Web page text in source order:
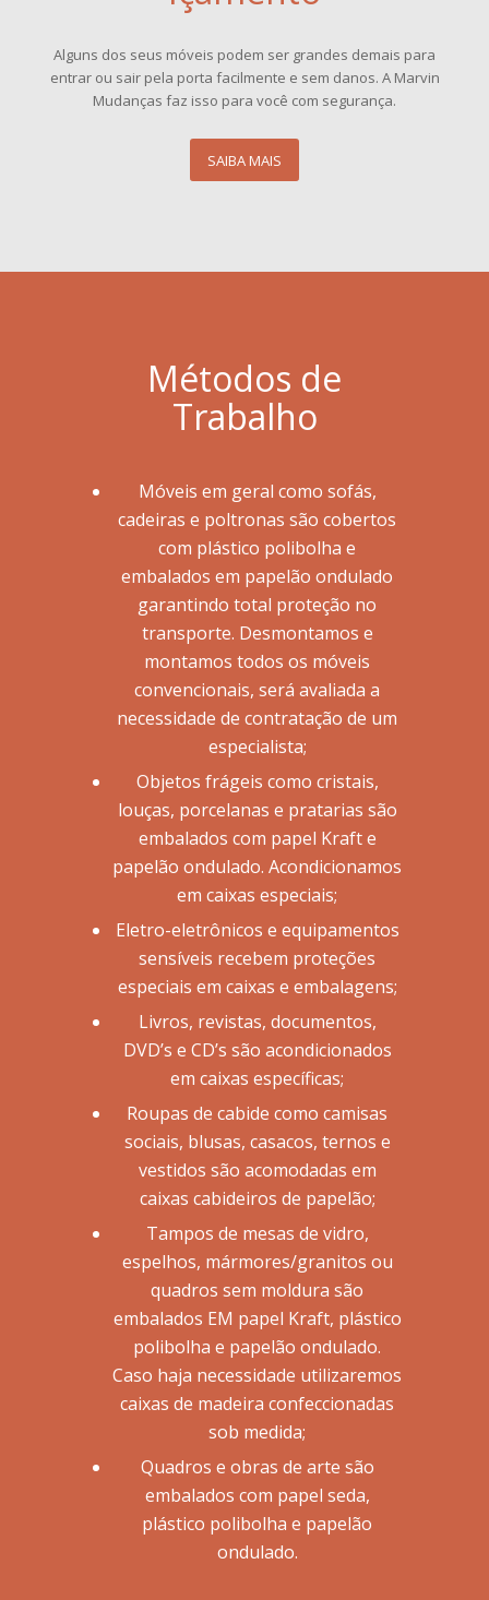
Alguns dos seus móveis podem ser grandes demais para
entrar ou sair pela porta facilmente e sem danos. A Marvin
Mudanças faz isso para você com segurança.
SAIBA MAIS
Métodos de
Trabalho
Móveis em geral como sofás,
cadeiras e poltronas são cobertos
com plástico polibolha e
embalados em papelão ondulado
garantindo total proteção no
transporte. Desmontamos e
montamos todos os móveis
convencionais, será avaliada a
necessidade de contratação de um
especialista;
Objetos frágeis como cristais,
louças, porcelanas e pratarias são
embalados com papel Kraft e
papelão ondulado. Acondicionamos
em caixas especiais;
Eletro-eletrônicos e equipamentos
sensíveis recebem proteções
especiais em caixas e embalagens;
Livros, revistas, documentos,
DVD’s e CD’s são acondicionados
em caixas específicas;
Roupas de cabide como camisas
sociais, blusas, casacos, ternos e
vestidos são acomodadas em
caixas cabideiros de papelão;
Tampos de mesas de vidro,
espelhos, mármores/granitos ou
quadros sem moldura são
embalados EM papel Kraft, plástico
polibolha e papelão ondulado.
Caso haja necessidade utilizaremos
caixas de madeira confeccionadas
sob medida;
Quadros e obras de arte são
embalados com papel seda,
plástico polibolha e papelão
ondulado.